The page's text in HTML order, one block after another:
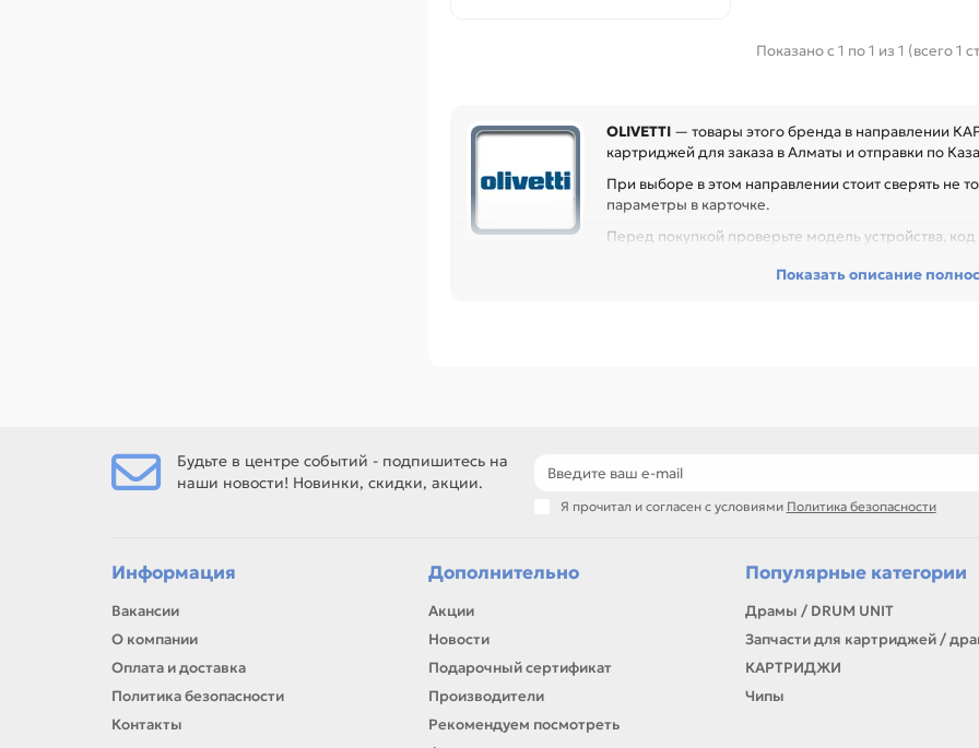
Показано с 1 по 1 из 1 (всего 1
OLIVETTI — товары этого бренда в направлении
картриджей для заказа в Алматы и отправки по
При выборе в этом направлении стоит сверять не
параметры в карточке.
Перед покупкой проверьте модель устройства,
Если параметры в карточке совпадают с вашей моделью или задачей,
ремонта, заправки, печати или пополнения складского запаса.
Показать описание
Будьте в центре событий - подпишитесь на
наши новости! Новинки, скидки, акции.
Я прочитал и согласен с условиями Политика безопасности
Информация
Вакансии
О компании
Оплата и доставка
Политика безопасности
Контакты
Дополнительно
Акции
Новости
Подарочный сертификат
Производители
Рекомендуем посмотреть
Популярные категории
Драмы / DRUM UNIT
Запчасти для картриджей /
КАРТРИДЖИ
Чипы